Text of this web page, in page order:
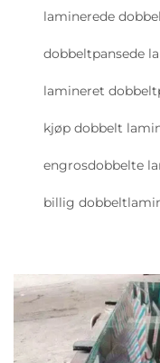
laminerede
dobbeltpansede
lamineret
kjøp dobbelt
engrosdobbelte
billig